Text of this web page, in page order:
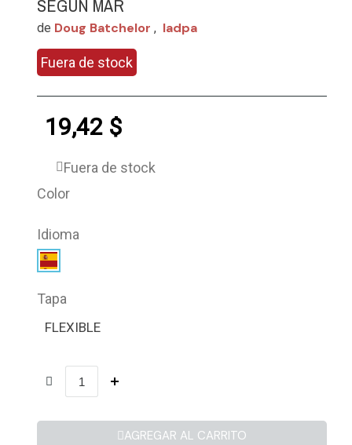
SEGÚN MAR
de Doug Batchelor , Iadpa
Fuera de stock
19,42 $
Fuera de stock
Color
Idioma
Tapa
FLEXIBLE
AGREGAR AL CARRITO